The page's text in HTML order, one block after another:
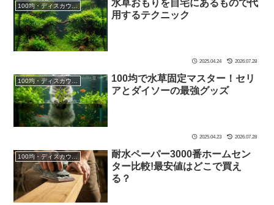
100均・ディスカウントストア
水草おもりを自宅にあるもので代
用するテクニック
2025.04.24 2026.07.28
100均・ディスカウントストア
100均で水草固定マスター！セリ
アとダイソーの最強グッズ
2025.04.23 2026.07.28
耐水ペーパー3000番ホームセン
ター比較!最安値はどこで買え
る？